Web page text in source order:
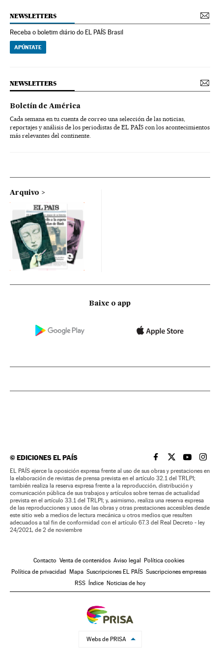
NEWSLETTERS
Receba o boletim diário do EL PAÍS Brasil
APÚNTATE
NEWSLETTERS
Boletín de América
Cada semana en tu cuenta de correo una selección de las noticias,
reportajes y análisis de los periodistas de EL PAÍS con los acontecimientos
más relevantes del continente.
Arquivo
Baixe o app
©EDICIONES EL PAÍS EL PAÍS BRASIL EN
EL PAÍSEL PAÍS
EL
EL PAÍS ejerce la oposición expresa frente al uso de sus obras y prestaciones en
la elaboración de revistas de prensa prevista en el artículo 32.1 del TRLPI;
también realiza la reserva expresa frente a la reproducción, distribución y
comunicación pública de sus trabajos y artículos sobre temas de actualidad
prevista en el artículo 33.1 del TRLPI; y, asimismo, realiza una reserva expresa
de las reproducciones y usos de las obras y otras prestaciones accesibles desde
este sitio web a medios de lectura mecánica u otros medios que resulten
adecuados a tal fin de conformidad con el artículo 67.3 del Real Decreto - ley
24/2021, de 2 de noviembre
Contacto Venta de contenidos Aviso legal
Política cookies
Política de privacidad
Mapa Suscripciones EL PAÍS Suscripciones empresas
RSS
Índice Noticias de hoy
Webs de PRISA